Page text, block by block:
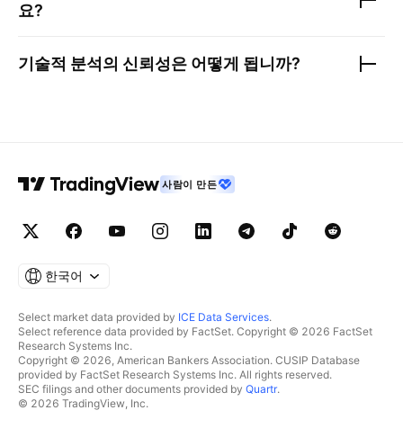
요?
기술적 분석의 신뢰성은 어떻게 됩니까?
사람이 만든
한국어
Select market data provided by ICE Data Services.
Select reference data provided by FactSet. Copyright © 2026 FactSet
Research Systems Inc.
Copyright © 2026, American Bankers Association. CUSIP Database
provided by FactSet Research Systems Inc. All rights reserved.
SEC filings and other documents provided by Quartr.
© 2026 TradingView, Inc.